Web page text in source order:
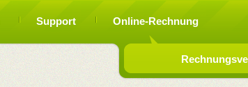
Support Online-Rechnung